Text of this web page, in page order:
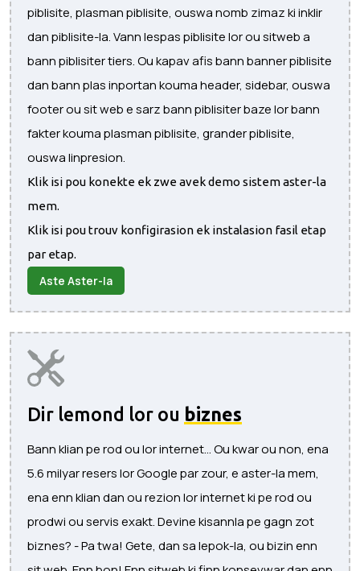
piblisite, plasman piblisite, ouswa nomb zimaz ki inklir
dan piblisite-la. Vann lespas piblisite lor ou sitweb a
bann piblisiter tiers. Ou kapav afis bann banner piblisite
dan bann plas inportan kouma header, sidebar, ouswa
footer ou sit web e sarz bann piblisiter baze lor bann
fakter kouma plasman piblisite, grander piblisite,
ouswa linpresion.
Klik isi pou konekte ek zwe avek demo sistem aster-la
mem.
Klik isi pou trouv konfigirasion ek instalasion fasil etap
par etap.
Aste Aster-la
Dir lemond lor ou biznes
Bann klian pe rod ou lor internet... Ou kwar ou non, ena
5.6 milyar resers lor Google par zour, e aster-la mem,
ena enn klian dan ou rezion lor internet ki pe rod ou
prodwi ou servis exakt. Devine kisannla pe gagn zot
biznes? - Pa twa! Gete, dan sa lepok-la, ou bizin enn